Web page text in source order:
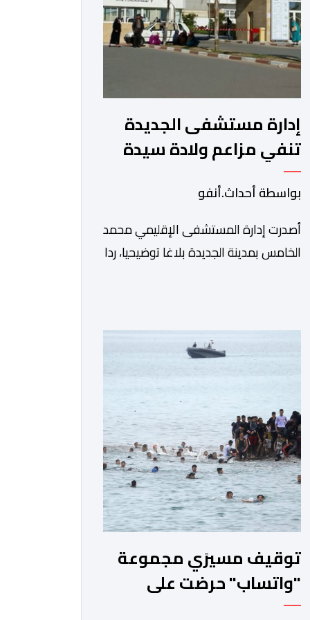
إدارة مستشفى الجديدة
تنفي مزاعم ولادة سيدة
أمام باب المؤسسة وتؤكد
فتح تحقيق
بواسطة أحداث.أنفو
أصدرت إدارة المستشفى الإقليمي محمد
الخامس بمدينة الجديدة بلاغا توضيحيا، ردا
مولودها أمام الباب الرئيسي للمستشفى
بسبب رفض استقبالها أو التكفل بها.
وأكدت إدارة المستشفى أن السيدة
المعنية حضرت إلى مصلحة الولادة، حيث
تم استقبالها وتسجيلها وإخضاعها […]
توقيف مسيرَي مجموعة
"واتساب" حرضت على
الهجرة السرية الجماعية